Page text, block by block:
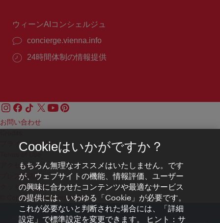
ウィーンAIコンシェルジュ
concierge.vienna.info
24時間体制の情報提供
お問い合わせ
プライバシーポリシー
アクセシビリティ
プレス連絡先
クッキーの設定
© Copyright WienTourismus
Cookieはいかがですか？
もちろん無理なオススメはいたしません。です
が、ウェブサイトの機能、情報評価、ユーザー
の興味に合わせたコンテンツや最適なサービス
の提供には、いわゆる「Cookie」が必要です。
これが必要ないと判断された場合には、「詳細
設定」で標準設定を変更できます。 ヒント：サ